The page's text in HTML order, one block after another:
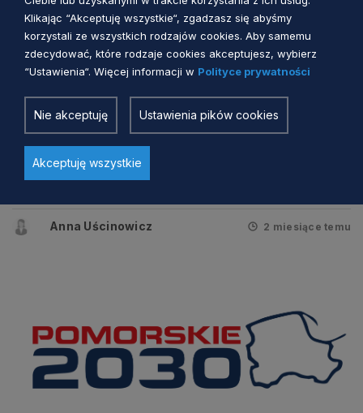
RPS ZDROWIE I WRAŻLIWOŚĆ SPOŁECZNA
Zmiana Regionalnego Programu
Strategicznego w zakresie
bezpieczeństwa zdrowotnego i
wrażliwości społecznej przyjęta
Anna Uścinowicz 2 miesiące temu
Klikając “Akceptuję wszystkie“, zgadzasz się abyśmy
korzystali ze wszystkich rodzajów cookies. Aby samemu
zdecydować, które rodzaje cookies akceptujesz, wybierz
“Ustawienia“. Więcej informacji w Polityce prywatności
Nie akceptuję Ustawienia pików cookies
Akceptuję wszystkie